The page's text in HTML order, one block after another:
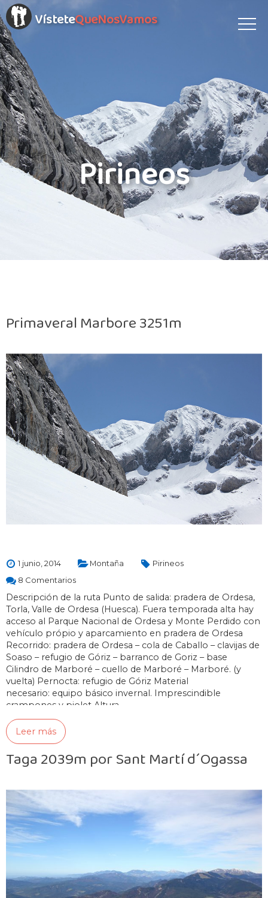
VísteteQueNosVamos
Pirineos
Primaveral Marbore 3251m
1 junio, 2014 Montaña
Pirineos
8 Comentarios
Descripción de la ruta Punto de salida: pradera de Ordesa,
Torla, Valle de Ordesa (Huesca). Fuera temporada alta hay
acceso al Parque Nacional de Ordesa y Monte Perdido con
vehículo própio y aparcamiento en pradera de Ordesa
Recorrido: pradera de Ordesa – cola de Caballo – clavijas de
Soaso – refugio de Góriz – barranco de Goriz – base
Cilindro de Marboré – cuello de Marboré – Marboré. (y
vuelta) Pernocta: refugio de Góriz Material
necesario: equipo básico invernal. Imprescindible
crampones y piolet Altura…
Leer más
Taga 2039m por Sant Martí d´Ogassa